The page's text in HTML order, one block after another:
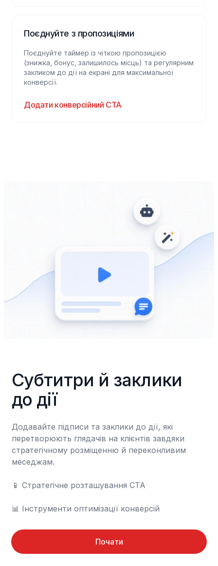
Поєднуйте з пропозиціями
Поєднуйте таймер із чіткою пропозицією
(знижка, бонус, залишилось місць) та регулярним
закликом до дії на екрані для максимальної
конверсії.
Додати конверсійний CTA
Субтитри й заклики
до дії
Додавайте підписи та заклики до дії, які
перетворюють глядачів на клієнтів завдяки
стратегічному розміщенню й переконливим
меседжам.
📱 Стратегічне розташування CTA
📊 Інструменти оптимізації конверсій
Почати